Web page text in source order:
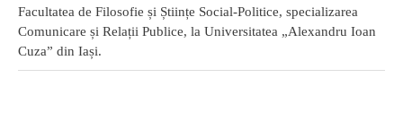
Facultatea de Filosofie și Științe Social-Politice, specializarea
Comunicare și Relații Publice, la Universitatea „Alexandru Ioan
Cuza” din Iași.